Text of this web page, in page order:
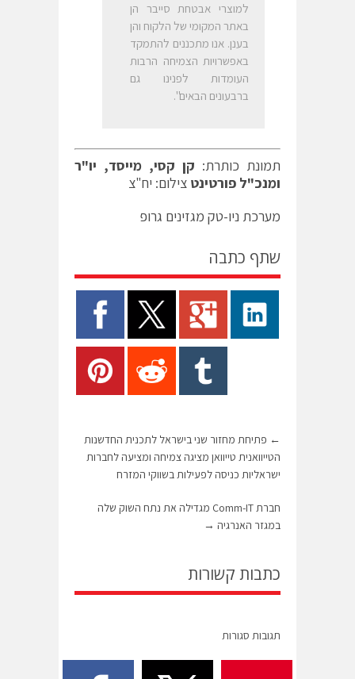
למוצרי אבטחת סייבר הן
באתר המקומי של הלקוח והן
בענן. אנו מתכננים להתמקד
באפשרויות הצמיחה הרבות
העומדות לפנינו גם
ברבעונים הבאים".
תמונת כותרת: קן קסי, מייסד, יו"ר
ומנכ"ל פורטינט צילום: יח"צ
מערכת ניו-טק מגזינים גרופ
שתף כתבה
← פתיחת מחזור שני בישראל לתכנית החדשנות
הטייוואנית טייוואן מציגה צמיחה ומציעה לחברות
ישראליות כניסה לפעילות בשווקי המזרח
חברת Comm-IT מגדילה את נתח השוק שלה
במגזר האנרגיה →
כתבות קשורות
תגובות סגורות